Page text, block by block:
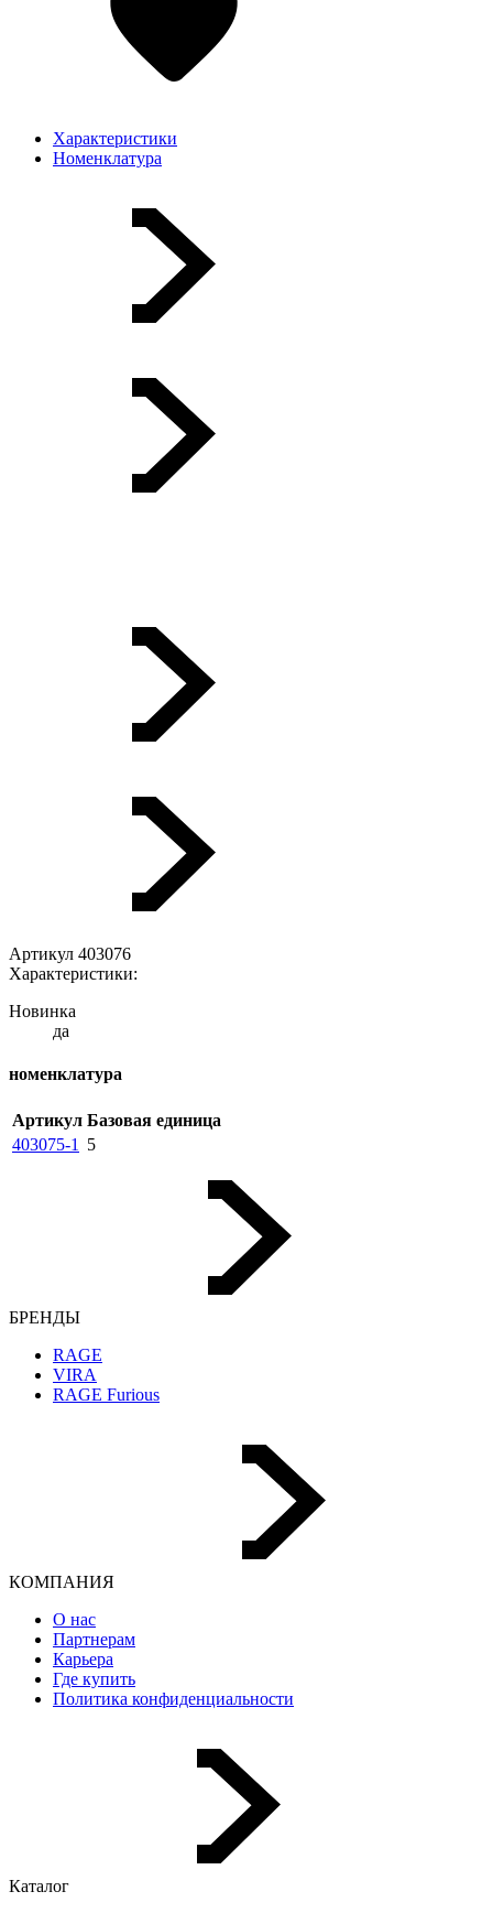
Характеристики
Номенклатура
Артикул 403076
Характеристики:
Новинка
да
номенклатура
Артикул Базовая единица
403075-1
5
БРЕНДЫ
RAGE
VIRA
RAGE Furious
КОМПАНИЯ
О нас
Партнерам
Карьера
Где купить
Политика конфиденциальности
Каталог